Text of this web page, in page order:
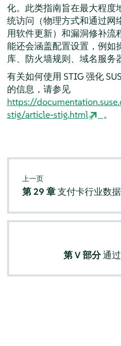
化。此类指南旨在最大程度
统访问（物理方式和通过网
用软件更新）和漏洞修补流
能还会涵盖配置设置，例如
库、防火墙规则、域名服务
有关如何使用 STIG 强化
的信息，请参见
https://
stig/article-stig.html
。
上一页
第 29 章支付卡行业数
第 V 部分通过